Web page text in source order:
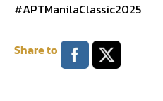
#APTManilaClassic2025
Share to